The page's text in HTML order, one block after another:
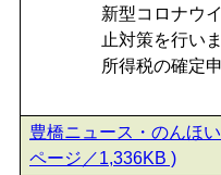
新型コロナウ
止対策を行い
所得税の確定
豊橋ニュース・のんほ
ページ／1,336KB )